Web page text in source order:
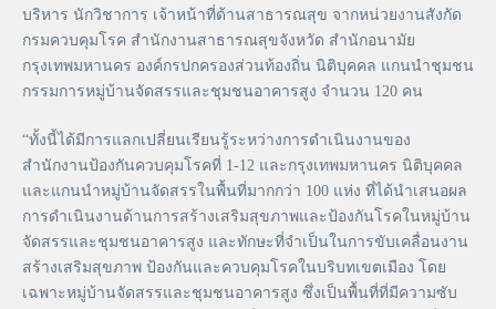
บริหาร นักวิชาการ เจ้าหน้าที่ด้านสาธารณสุข จากหน่วยงานสังกัด
กรมควบคุมโรค สำนักงานสาธารณสุขจังหวัด สำนักอนามัย
กรุงเทพมหานคร องค์กรปกครองส่วนท้องถิ่น นิติบุคคล แกนนำชุมชน
กรรมการหมู่บ้านจัดสรรและชุมชนอาคารสูง จำนวน 120 คน
“ทั้งนี้ได้มีการแลกเปลี่ยนเรียนรู้ระหว่างการดำเนินงานของ
สำนักงานป้องกันควบคุมโรคที่ 1-12 และกรุงเทพมหานคร นิติบุคคล
และแกนนำหมู่บ้านจัดสรรในพื้นที่มากกว่า 100 แห่ง ที่ได้นำเสนอผล
การดำเนินงานด้านการสร้างเสริมสุขภาพและป้องกันโรคในหมู่บ้าน
จัดสรรและชุมชนอาคารสูง และทักษะที่จำเป็นในการขับเคลื่อนงาน
สร้างเสริมสุขภาพ ป้องกันและควบคุมโรคในบริบทเขตเมือง โดย
เฉพาะหมู่บ้านจัดสรรและชุมชนอาคารสูง ซึ่งเป็นพื้นที่ที่มีความซับ